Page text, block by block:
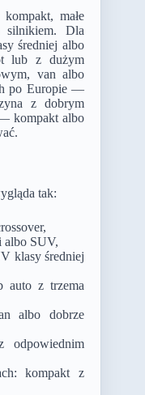
małe
silnikiem. Dla
średniej albo
lub z dużym
van albo
po Europie —
z dobrym
kompakt albo
tak:
albo SUV,
klasy średniej
auto z trzema
albo dobrze
kompakt z